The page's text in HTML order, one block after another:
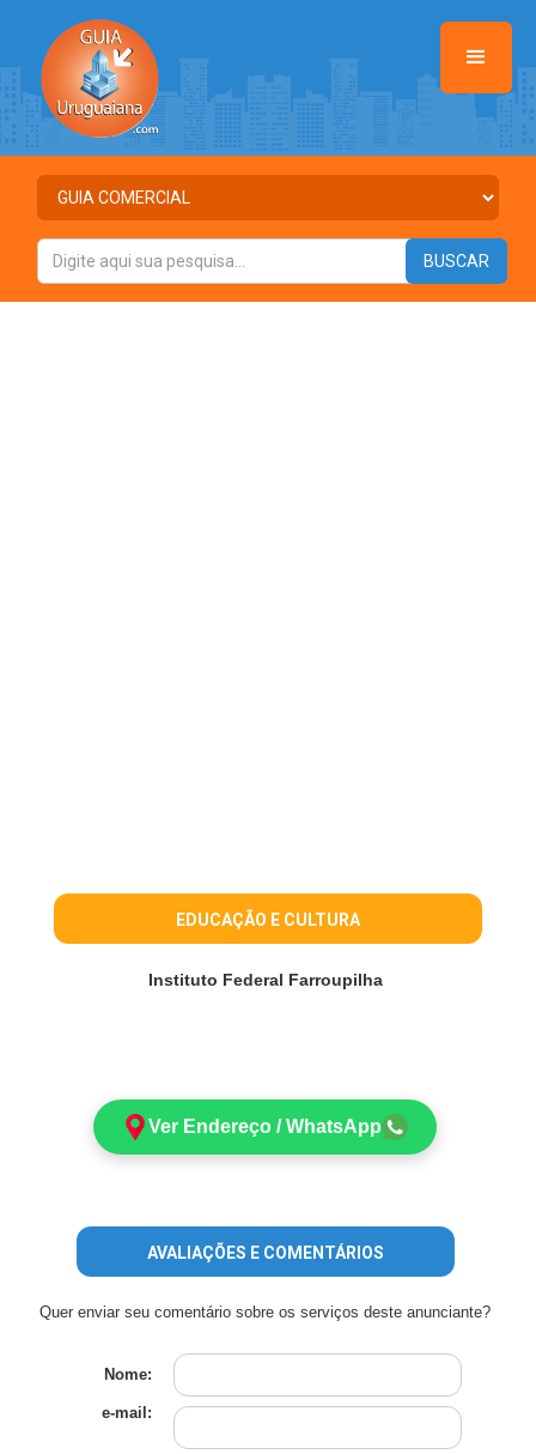
EDUCAÇÃO E CULTURA
Instituto Federal Farroupilha
Ver Endereço / WhatsApp
AVALIAÇÕES E COMENTÁRIOS
Quer enviar seu comentário sobre os serviços deste anunciante?
Nome:
e-mail: